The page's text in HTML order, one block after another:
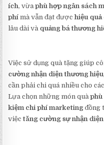
ích, vừaphù hợp ngân sách
phí mà vẫn đạt đượchiệu quả
lâu dài và quảng bá thương
Việc sử dụng quà tặng giúp
cường nhận diện thương hiệu
cần phải chi quá nhiều cho
Lựa chọn những món quàphù
kiệm chi phí marketing đồng
việctăng cường sự nhận